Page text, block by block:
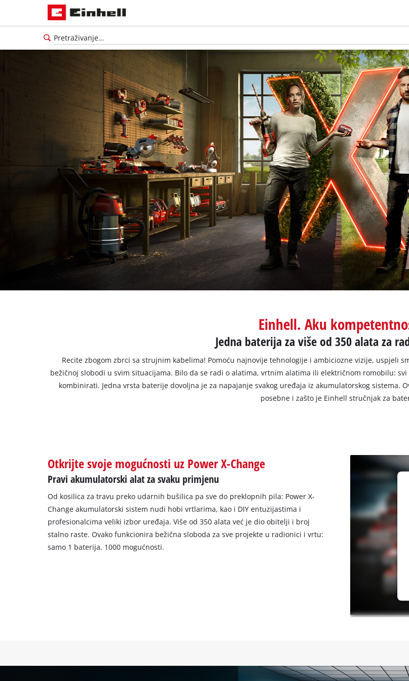
Einhell. Aku
Jedna baterija za više od 350 alata za
Recite zbogom zbrci sa strujnim kabelima! Pomoću najnovije tehnologije i ambiciozne vizije, uspjeli
bežičnoj slobodi u svim situacijama. Bilo da se radi o alatima, vrtnim alatima ili električnom romobilu:
kombinirati. Jedna vrsta baterije dovoljna je za napajanje svakog uređaja iz akumulatorskog sistema.
posebne i zašto je Einhell stručnjak za
Otkrijte svoje mogućnosti uz Power X-Change
Pravi akumulatorski alat za svaku primjenu
Od kosilica za travu preko udarnih bušilica pa sve do preklopnih pila: Power X-
Change akumulatorski sistem nudi hobi vrtlarima, kao i DIY entuzijastima i
profesionalcima veliki izbor uređaja. Više od 350 alata već je dio obitelji i broj
stalno raste. Ovako funkcionira bežična sloboda za sve projekte u radionici i vrtu:
samo 1 baterija. 1000 mogućnosti.
Trebamo
vaše
dopuštenje
za
učitavanje
Youtube
usluge!
permitted
trackers
that